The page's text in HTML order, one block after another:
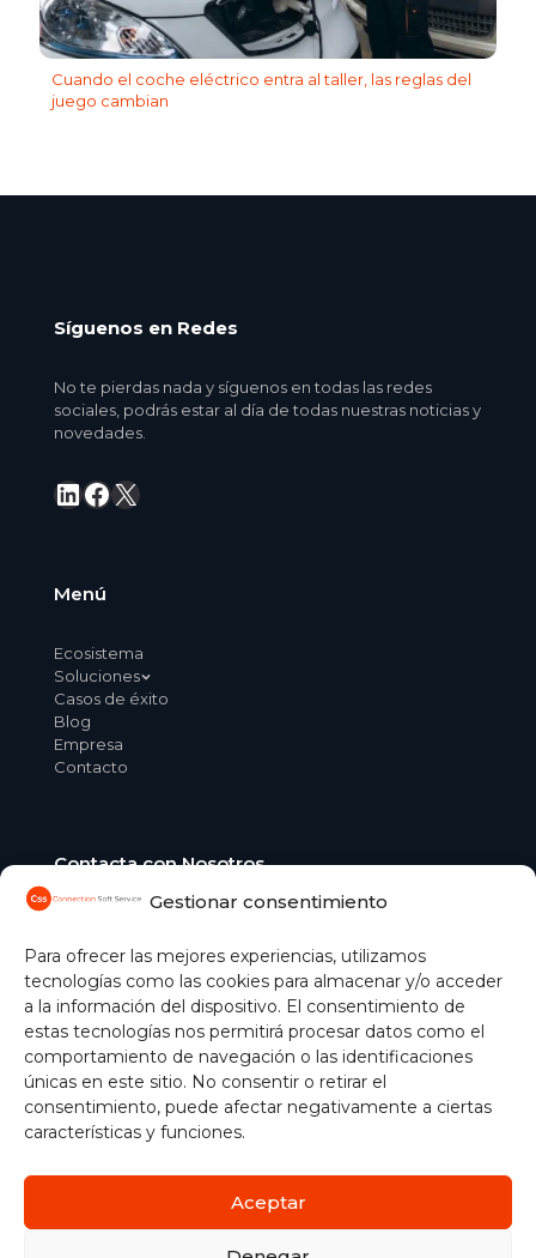
Gestionar consentimiento
Para ofrecer las mejores experiencias, utilizamos
tecnologías como las cookies para almacenar y/o acceder
a la información del dispositivo. El consentimiento de
estas tecnologías nos permitirá procesar datos como el
comportamiento de navegación o las identificaciones
únicas en este sitio. No consentir o retirar el
consentimiento, puede afectar negativamente a ciertas
características y funciones.
Aceptar
Cuando el coche eléctrico entra al taller, las reglas del
juego cambian
Síguenos en Redes
No te pierdas nada y síguenos en todas las redes
sociales, podrás estar al día de todas nuestras noticias y
novedades.
LinkedIn
Facebook
X
Menú
Ecosistema
Soluciones
Casos de éxito
Blog
Empresa
Contacto
Contacta con Nosotros
C/ Aguacate, 41 28054 Madrid
comercial@css.es
Gestionar cookies
Política de Cookies|Aviso Legal|Protección de Datos
Política de seguridad de la información